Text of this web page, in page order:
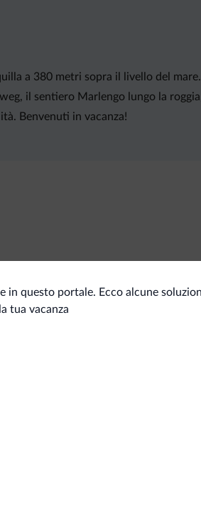
a 380 metri sopra il livello del
il sentiero Marlengo lungo la
Benvenuti in vacanza!
in questo portale. Ecco alcune
tua vacanza
informazioni, offerte esclusive e news